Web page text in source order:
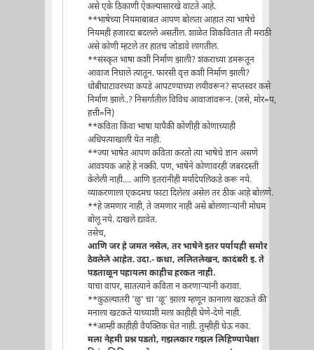
असे एके ठिकाणी ऐकल्यासारखे वाटते आहे.
**भाषेच्या नियमाबाबत आपण बोलता आहात त्या भाषेचे
नियमही हजारदा बदलले असतील. शाळेत शिकवितात ती मराठी
असे कोणी म्हटले तर हातच जोडावे लागतील.
**संस्कृत भाषा कशी निर्माण झाली? शंकराच्या डमरूतून
आवाज निघाले त्यातून. फारसी वृत्त कशी निर्माण झाली?
धोबीघाटावरच्या कपडे आपटण्याच्या लयीवरून? सप्तस्वर कसे
निर्माण झाले..? निसर्गातील विविध आवाजांवरून. (जसे, मोर=प,
हत्ती=नि)
**कविता किंवा भाषा यापैकी कोणीही कोणाच्याही
अधिपत्याखाली येत नाही.
**ज्या भाषेत आपण कविता करतो त्या भाषेचे ज्ञान असणे
आवश्यक आहे हे नक्की. पण, भाषेने कोणावरही जबरदस्ती
केलेली नाही.... आणि इतरांनीही मर्यादेपलिकडे करू नये.
व्याकरणाला एकदमच फाटा दिलेला असेल तर ठीक आहे बोलणे.
**हे जमणार नाही, ते जमणार नाही असे बोलणार्‍यांनी मोघम
बोलू नये. दाखले द्यावेत.
तसेच,
आणि जर हे जमत नसेल, तर भाषेने इतर पर्यायही समोर
ठेवलेले आहेत. उदा.- कथा, ललितलेखन, कादंबरी इ. ते
पडताळून पहायला काहीच हरकत नाही.
याचा वापर, सातत्याने कविता न करणार्‍यांनी करावा.
**कुठल्यातरी 'ळु' चा 'ळू' झाला म्हणून कानाला खटकते की
मनाला खटकते याच्याशी मला काहीही घेणे-देणे नाही.
**आम्ही काहीही वैयक्तिक घेत नाही. तुम्हीही घेऊ नका.
मला नेहमी प्रश्न पडतो, गझलकार गझल लिहिण्यापेक्षा